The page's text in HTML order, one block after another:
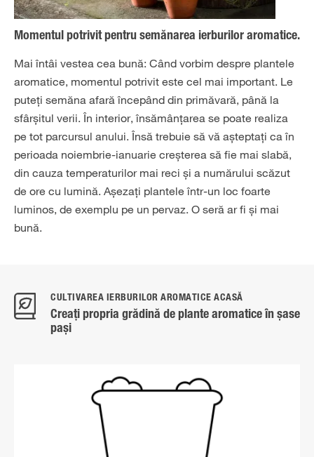
Momentul potrivit pentru semănarea ierburilor aromatice.
Mai întâi vestea cea bună: Când vorbim despre plantele
aromatice, momentul potrivit este cel mai important. Le
puteți semăna afară începând din primăvară, până la
sfârșitul verii. În interior, însămânțarea se poate realiza
pe tot parcursul anului. Însă trebuie să vă așteptați ca în
perioada noiembrie-ianuarie creșterea să fie mai slabă,
din cauza temperaturilor mai reci și a numărului scăzut
de ore cu lumină. Așezați plantele într-un loc foarte
luminos, de exemplu pe un pervaz. O seră ar fi și mai
bună.
CULTIVAREA IERBURILOR AROMATICE ACASĂ
Creați propria grădină de plante aromatice în șase
pași